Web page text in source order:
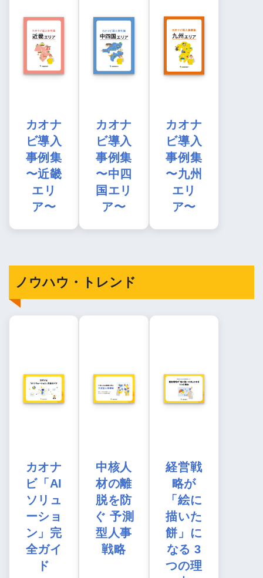
カオナ
ビ導入
事例集
〜近畿
エリ
ア〜
カオナ
ビ導入
事例集
〜中四
国エリ
ア〜
カオナ
ビ導入
事例集
〜九州
エリ
ア〜
ノウハウ・トレンド
カオナ
ビ「AI
ソリュ
ーショ
ン」完
全ガイ
ド
中核人
材の離
脱を防
ぐ 予測
型人事
戦略
経営戦
略が
「絵に
描いた
餅」に
なる 3
つの理